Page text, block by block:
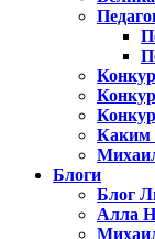
Каким
Блоги
Блог
Алла